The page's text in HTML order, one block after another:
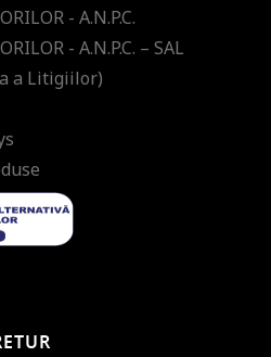
- A.N.P.C.
- A.N.P.C. – SAL
a Litigiilor)